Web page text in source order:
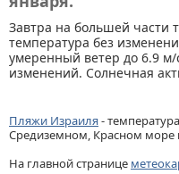
Завтра на большей части
температура без
умеренный ветер до 6.9
изменений. Солнечная
Пляжи Израиля-
Средиземном, Красном море
На главной странице